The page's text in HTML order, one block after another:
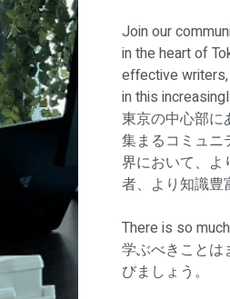
Join our
in the heart of
effective
in this
東京の中心部に
集まるコミュニ
界において、よ
者、より知識豊
There is so
学ぶべきことは
びましょう。